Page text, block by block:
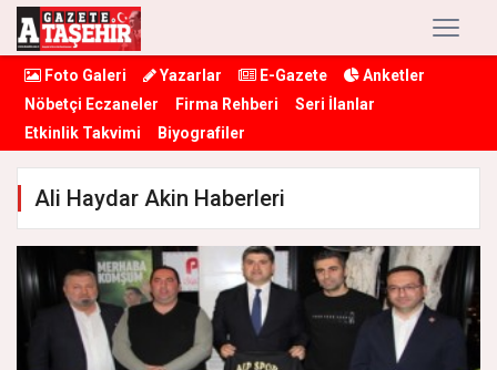
Foto Galeri Yazarlar E-Gazete
Anketler
Nöbetçi Eczaneler
Firma Rehberi
Seri İlanlar
Etkinlik Takvimi
Biyografiler
Ali Haydar Akin Haberleri